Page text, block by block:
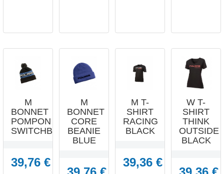
M
BONNET
POMPON
SWITCHBACK...
39,76 €
M
BONNET
CORE
BEANIE
BLUE
M T-
SHIRT
RACING
BLACK
39,36 €
W T-
SHIRT
THINK
OUTSIDE
BLACK